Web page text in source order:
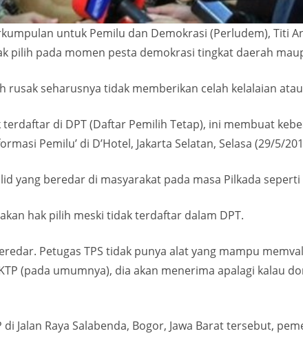
untuk Pemilu dan Demokrasi (Perludem), Titi
pilih pada momen pesta demokrasi tingkat daerah
rusak seharusnya tidak memberikan celah kelalaian
di DPT (Daftar Pemilih Tetap), ini membuat
Pemilu’ di D’Hotel, Jakarta Selatan, Selasa (29/5/
yang beredar di masyarakat pada masa Pilkada seperti
hak pilih meski tidak terdaftar dalam DPT.
Petugas TPS tidak punya alat yang mampu
(pada umumnya), dia akan menerima apalagi kalau
Jalan Raya Salabenda, Bogor, Jawa Barat tersebut,